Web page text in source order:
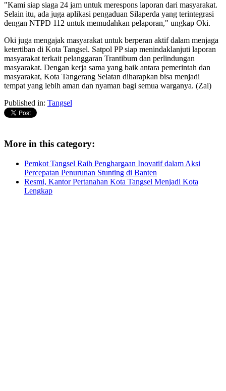
"Kami siap siaga 24 jam untuk merespons laporan dari masyarakat.
Selain itu, ada juga aplikasi pengaduan Silaperda yang terintegrasi
dengan NTPD 112 untuk memudahkan pelaporan," ungkap Oki.
Oki juga mengajak masyarakat untuk berperan aktif dalam menjaga
ketertiban di Kota Tangsel. Satpol PP siap menindaklanjuti laporan
masyarakat terkait pelanggaran Trantibum dan perlindungan
masyarakat. Dengan kerja sama yang baik antara pemerintah dan
masyarakat, Kota Tangerang Selatan diharapkan bisa menjadi
tempat yang lebih aman dan nyaman bagi semua warganya. (Zal)
Published in: Tangsel
More in this category:
Pemkot Tangsel Raih Penghargaan Inovatif dalam Aksi
Percepatan Penurunan Stunting di Banten
Resmi, Kantor Pertanahan Kota Tangsel Menjadi Kota
Lengkap